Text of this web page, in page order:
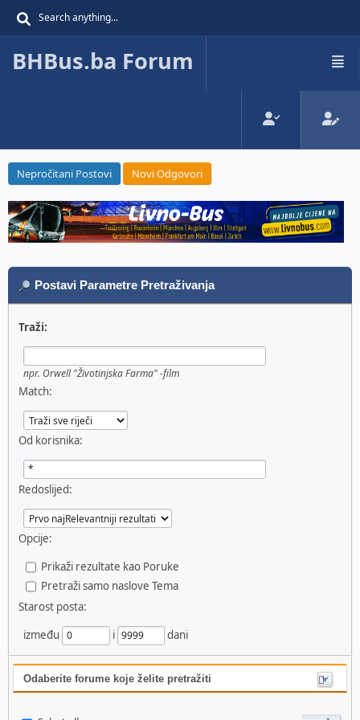
BHBus.ba Forum
Nepročitani Postovi Novi Odgovori
Postavi Parametre Pretraživanja
Traži:
npr. Orwell "Životinjska Farma" -film
Match:
Od korisnika:
Redoslijed:
Opcije:
Prikaži rezultate kao Poruke
Pretraži samo naslove Tema
Starost posta:
između
i dani
Odaberite forume koje želite pretražiti